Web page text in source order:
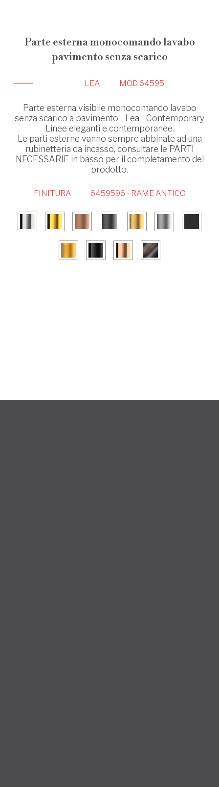
Parte esterna monocomando lavabo
pavimento senza scarico
LEA MOD 64595
Parte esterna visibile monocomando lavabo
senza scarico a pavimento - Lea - Contemporary
Linee eleganti e contemporanee.
Le parti esterne vanno sempre abbinate ad una
rubinetteria da incasso, consultare le PARTI
NECESSARIE in basso per il completamento del
prodotto.
FINITURA 6459596 - RAME ANTICO